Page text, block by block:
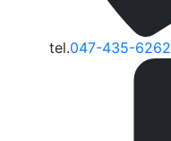
tel.047-435-6262